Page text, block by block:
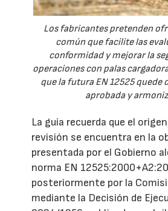
Los fabricantes pretenden
común que facilite las
conformidad y mejorar la
operaciones con palas
que la futura EN 12525
aprobada y
La guía recuerda que el
revisión se encuentra en la
presentada por el Gobierno
norma EN
posteriormente por la
mediante la Decisión de